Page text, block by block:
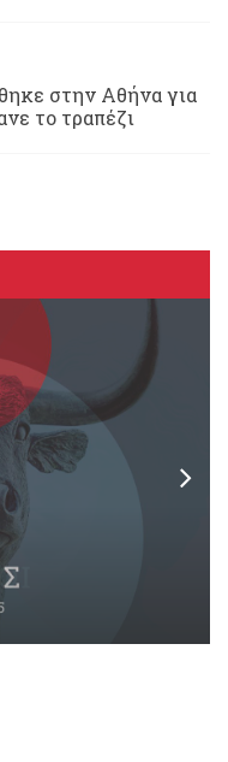
στην Αθήνα για
το τραπέζι